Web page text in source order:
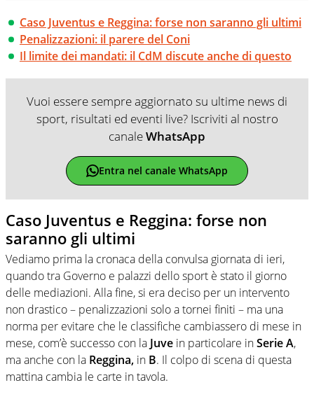
Caso Juventus e Reggina: forse non saranno gli ultimi
Penalizzazioni: il parere del Coni
Il limite dei mandati: il CdM discute anche di questo
Vuoi essere sempre aggiornato su ultime news di
sport, risultati ed eventi live? Iscriviti al nostro
canaleWhatsApp
Entra nel canale WhatsApp
Caso Juventus e Reggina: forse non
saranno gli ultimi
Vediamo prima la cronaca della convulsa giornata di ieri,
quando tra Governo e palazzi dello sport è stato il giorno
delle mediazioni. Alla fine, si era deciso per un intervento
non drastico – penalizzazioni solo a tornei finiti – ma una
norma per evitare che le classifiche cambiassero di mese in
mese, com’è successo con la Juve in particolare inSerie A,
ma anche con la Reggina, in B. Il colpo di scena di questa
mattina cambia le carte in tavola.